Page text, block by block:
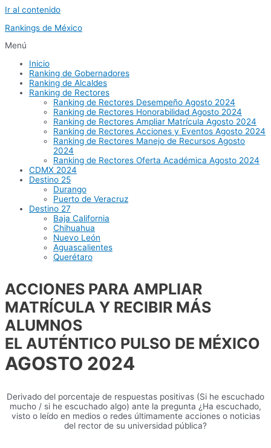
Ir al contenido
Rankings de México
Menú
Inicio
Ranking de Gobernadores
Ranking de Alcaldes
Ranking de Rectores
Ranking de Rectores Desempeño Agosto 2024
Ranking de Rectores Honorabilidad Agosto 2024
Ranking de Rectores Ampliar Matrícula Agosto 2024
Ranking de Rectores Acciones y Eventos Agosto 2024
Ranking de Rectores Manejo de Recursos Agosto
2024
Ranking de Rectores Oferta Académica Agosto 2024
CDMX 2024
Destino 25
Durango
Puerto de Veracruz
Destino 27
Baja California
Chihuahua
Nuevo León
Aguascalientes
Querétaro
ACCIONES PARA AMPLIAR
MATRÍCULA Y RECIBIR MÁS
ALUMNOS
EL AUTÉNTICO PULSO DE MÉXICO
AGOSTO 2024
Derivado del porcentaje de respuestas positivas (Si he escuchado
mucho / si he escuchado algo) ante la pregunta ¿Ha escuchado,
visto o leído en medios o redes últimamente acciones o noticias
del rector de su universidad pública?